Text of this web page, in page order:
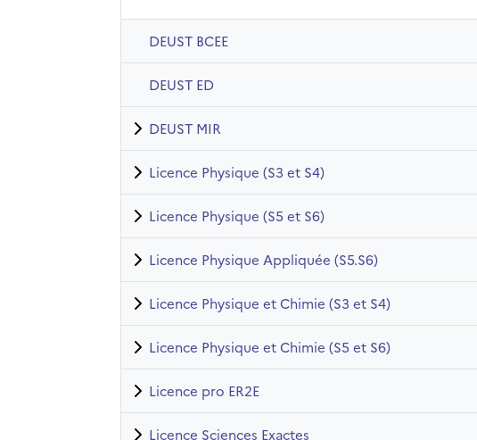
DEUST BCEE
DEUST ED
DEUST MIR
Licence Physique (S3 et S4)
Licence Physique (S5 et S6)
Licence Physique Appliquée (S5.S6)
Licence Physique et Chimie (S3 et S4)
Licence Physique et Chimie (S5 et S6)
Licence pro ER2E
Licence Sciences Exactes